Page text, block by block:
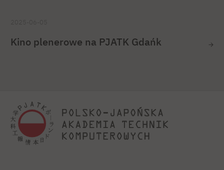
Kino plenerowe na PJATK Gdańk